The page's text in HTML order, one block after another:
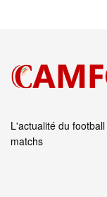
L'actualité du
matchs